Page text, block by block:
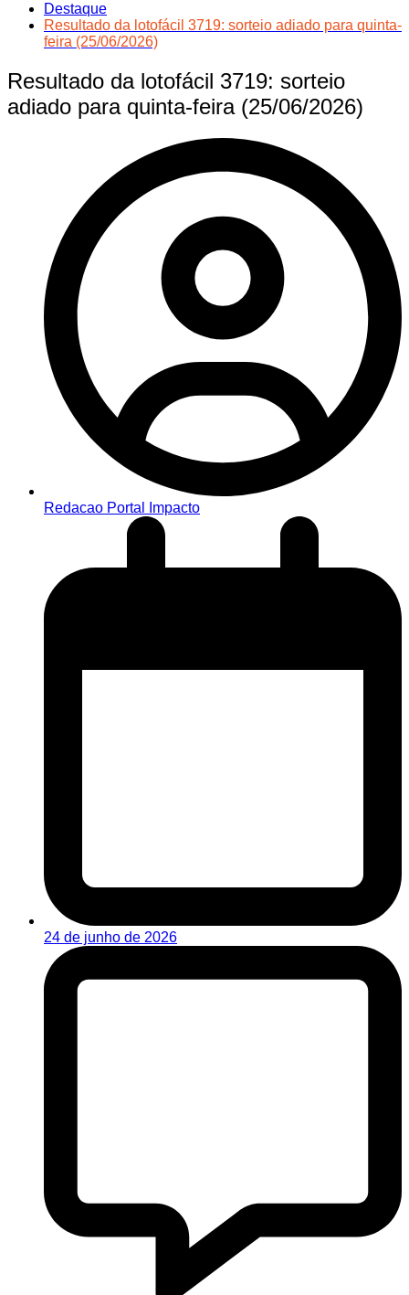
Destaque
Resultado da lotofácil 3719: sorteio adiado para quinta-
feira (25/06/2026)
Resultado da lotofácil 3719: sorteio
adiado para quinta-feira (25/06/2026)
Redacao Portal Impacto
24 de junho de 2026